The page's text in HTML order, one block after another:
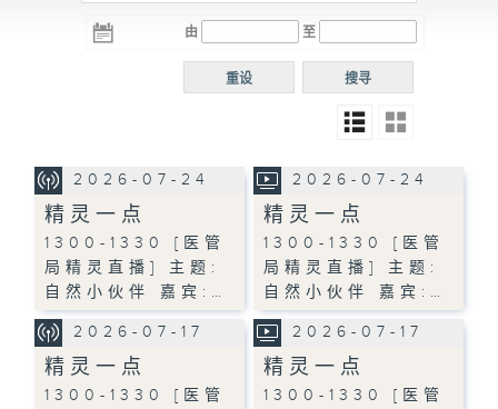
电台 电台
R5
电台
普通
由 至
搜寻
重设
2026-07-24
精灵一点
1300-1330 [医管
局精灵直播] 主题:
自然小伙伴 嘉宾:…
2026-07-24
精灵一点
1300-1330 [医管
局精灵直播] 主题:
自然小伙伴 嘉宾:…
2026-07-17
精灵一点
1300-1330 [医管
2026-07-17
精灵一点
1300-1330 [医管